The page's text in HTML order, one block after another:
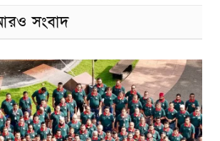
সংবাদ